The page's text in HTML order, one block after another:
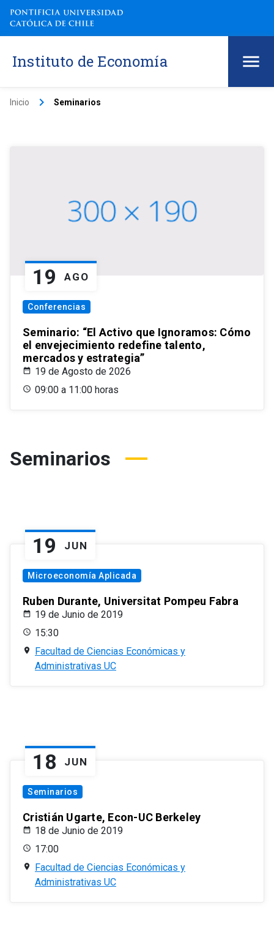
Instituto de Economía
Inicio keyboard_arrow_right Seminarios
19 AGO
Conferencias
Seminario: “El Activo que Ignoramos: Cómo
el envejecimiento redefine talento,
mercados y estrategia”
19 de Agosto de 2026
09:00 a 11:00 horas
Seminarios
19 JUN
Microeconomía Aplicada
Ruben Durante, Universitat Pompeu Fabra
19 de Junio de 2019
15:30
Facultad de Ciencias Económicas y
Administrativas UC
18 JUN
Seminarios
Cristián Ugarte, Econ-UC Berkeley
18 de Junio de 2019
17:00
Facultad de Ciencias Económicas y
Administrativas UC